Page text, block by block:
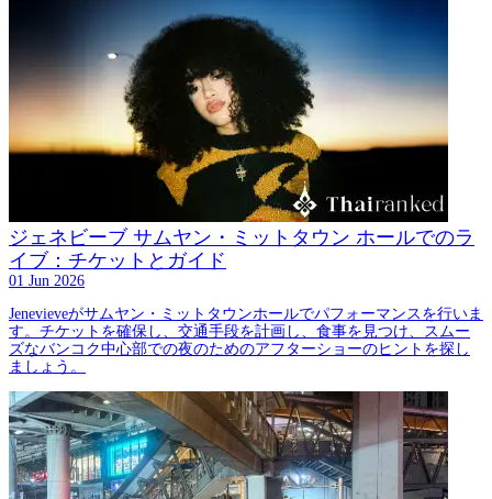
ジェネビーブ サムヤン・ミットタウン ホールでのラ
イブ：チケットとガイド
01 Jun 2026
Jenevieveがサムヤン・ミットタウンホールでパフォーマンスを行いま
す。チケットを確保し、交通手段を計画し、食事を見つけ、スムー
ズなバンコク中心部での夜のためのアフターショーのヒントを探し
ましょう。